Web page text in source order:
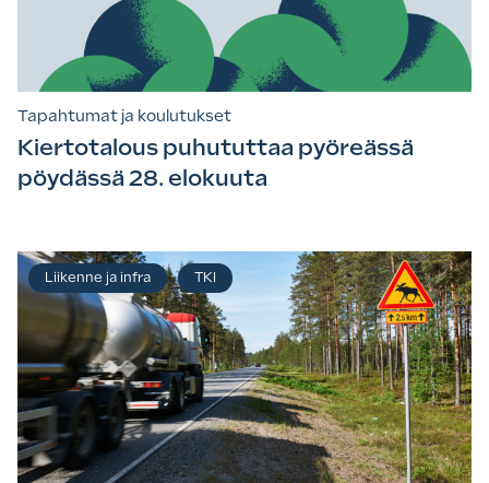
Tapahtumat ja koulutukset
Kiertotalous puhututtaa pyöreässä
pöydässä 28. elokuuta
Liikenne ja infra TKI